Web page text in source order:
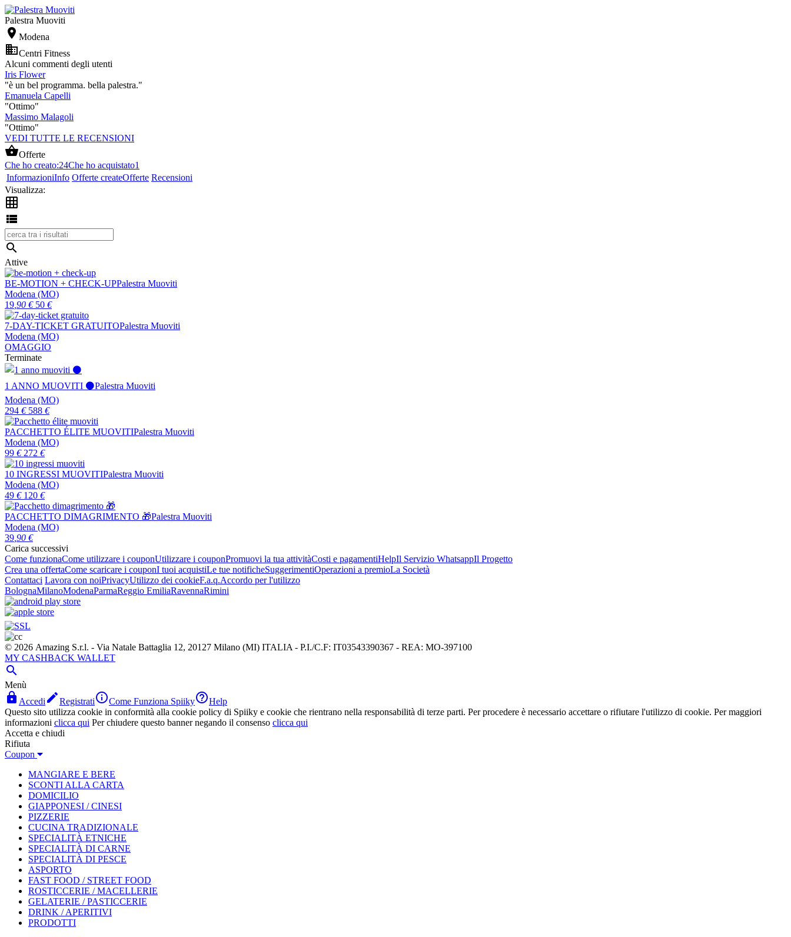
Palestra Muoviti
 Modena
Centri Fitness
Alcuni commenti degli utenti
Iris Flower
"è un bel programma. bella palestra."
Emanuela Capelli
"Ottimo"
Massimo Malagoli
"Ottimo"
VEDI TUTTE LE RECENSIONI
Offerte
Che ho creato:24Che ho acquistato1
InformazioniInfo Offerte createOfferte Recensioni
Visualizza:



Attive
BE-MOTION + CHECK-UPPalestra Muoviti
Modena (MO)
19 ,90 € 50 €
7-DAY-TICKET GRATUITOPalestra Muoviti
Modena (MO)
OMAGGIO
Terminate
1 ANNO MUOVITI ⚫Palestra Muoviti
Modena (MO)
294 € 588 €
PACCHETTO ÉLITE MUOVITIPalestra Muoviti
Modena (MO)
99 € 272 €
10 INGRESSI MUOVITIPalestra Muoviti
Modena (MO)
49 € 120 €
PACCHETTO DIMAGRIMENTO 🎁Palestra Muoviti
Modena (MO)
39 ,90 €
Carica successivi
Come funzionaCome utilizzare i couponUtilizzare i couponPromuovi la tua attivitàCosti e pagamentiHelpIl Servizio WhatsappIl Progetto
Crea una offertaCome scaricare i couponI tuoi acquistiLe tue notificheSuggerimentiOperazioni a premioLa Società
Contattaci Lavora con noiPrivacyUtilizzo dei cookieF.a.q.Accordo per l'utilizzo
BolognaMilanoModenaParmaReggio EmiliaRavennaRimini
© 2026 Amazing S.r.l. - Via Natale Battaglia 12, 20127 Milano (MI) ITALIA - P.I./C.F: IT03543390367 - REA: MO-397100
MY CASHBACK WALLET

Menù
 Accedi RegistratiCome Funziona SpiikyHelp
Questo sito utilizza cookie in conformità alla cookie policy di Spiiky e cookie che rientrano nella responsabilità di terze parti. Per procedere è necessario accettare o rifiutare l'utilizzo di cookie. Per maggiori
informazioni clicca qui Per chiudere questo banner negando il consenso clicca qui
Accetta e chiudi
Rifiuta
Coupon
MANGIARE E BERE
SCONTI ALLA CARTA
DOMICILIO
GIAPPONESI / CINESI
PIZZERIE
CUCINA TRADIZIONALE
SPECIALITÀ ETNICHE
SPECIALITÀ DI CARNE
SPECIALITÀ DI PESCE
ASPORTO
FAST FOOD / STREET FOOD
ROSTICCERIE / MACELLERIE
GELATERIE / PASTICCERIE
DRINK / APERITIVI
PRODOTTI